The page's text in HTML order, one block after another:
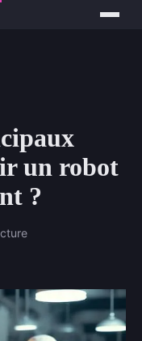
un robot
?